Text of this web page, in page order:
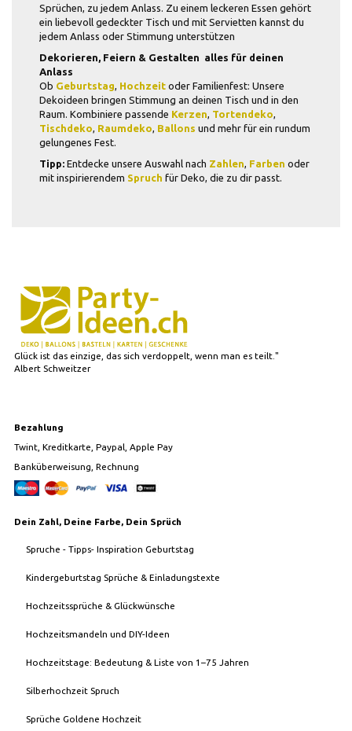
Sprüchen, zu jedem Anlass. Zu einem leckeren Essen gehört
ein liebevoll gedeckter Tisch und mit Servietten kannst du
jedem Anlass oder Stimmung unterstützen
Dekorieren, Feiern & Gestalten  alles für deinen
Anlass
Ob Geburtstag, Hochzeit oder Familienfest: Unsere
Dekoideen bringen Stimmung an deinen Tisch und in den
Raum. Kombiniere passende Kerzen, Tortendeko,
Tischdeko, Raumdeko, Ballons und mehr für ein rundum
gelungenes Fest.
Tipp: Entdecke unsere Auswahl nach Zahlen, Farben oder
mit inspirierendem Spruch für Deko, die zu dir passt.
Glück ist das einzige, das sich verdoppelt, wenn man es teilt."
Albert Schweitzer
Bezahlung
Twint, Kreditkarte, Paypal, Apple Pay
Banküberweisung, Rechnung
Dein Zahl, Deine Farbe, Dein Sprüch
Spruche - Tipps- Inspiration Geburtstag
Kindergeburtstag Sprüche & Einladungstexte
Hochzeitssprüche & Glückwünsche
Hochzeitsmandeln und DIY-Ideen
Hochzeitstage: Bedeutung & Liste von 1–75 Jahren
Silberhochzeit Spruch
Sprüche Goldene Hochzeit